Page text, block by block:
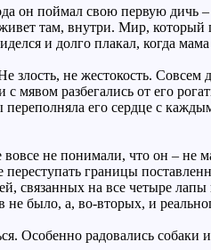
он поймал свою первую дичь
там, внутри. Мир,
и долго плакал, когда
не жестокость. Совсем
разбегались от его
его сердце с
не понимали, что он –
границы
связанных на все четыре
было, а, во-вторых, и
Особенно радовались собаки